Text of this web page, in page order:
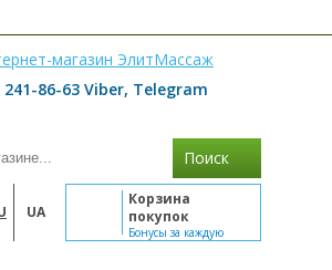
241-86-63 Viber, Telegram
Поиск
UA
Корзина
покупок
Бонусы за каждую
покупку